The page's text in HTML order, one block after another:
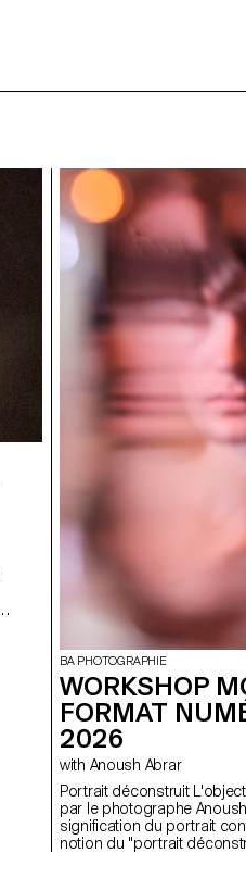
BA PHOTOGRAPHIE
WORKSHOP
FORMAT
2026
with Anoush Abrar
Portrait déconstruit L'objectif de ce workshop, mené
par le photographe
signification du portrait
notion du "portrait